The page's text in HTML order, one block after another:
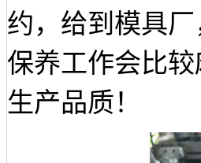
约，给到模具
保养工作会比
生产品质！